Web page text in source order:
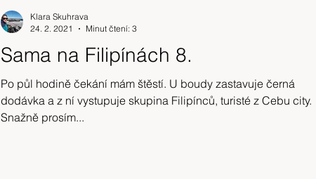
Sama na Filipínách 8.
Po půl hodině čekání mám štěstí. U boudy zastavuje černá
dodávka a z ní vystupuje skupina Filipínců, turisté z Cebu city.
Snažně prosím...
Klara Skuhrava
24. 2. 2021
Minut čtení: 3